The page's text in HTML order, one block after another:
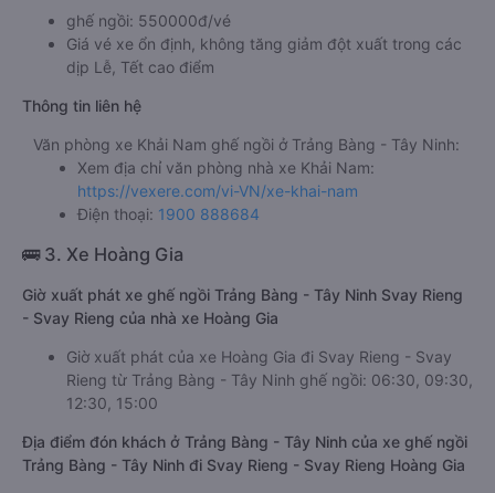
ghế ngồi: 550000đ/vé
Giá vé xe ổn định, không tăng giảm đột xuất trong các
dịp Lễ, Tết cao điểm
Thông tin liên hệ
Văn phòng xe Khải Nam ghế ngồi ở Trảng Bàng - Tây Ninh:
Xem địa chỉ văn phòng nhà xe Khải Nam:
https://vexere.com/vi-VN/xe-khai-nam
Điện thoại: 1900 888684
🚌 3. Xe Hoàng Gia
Giờ xuất phát xe ghế ngồi Trảng Bàng - Tây Ninh Svay Rieng
- Svay Rieng của nhà xe Hoàng Gia
Giờ xuất phát của xe Hoàng Gia đi Svay Rieng - Svay
Rieng từ Trảng Bàng - Tây Ninh ghế ngồi: 06:30, 09:30,
12:30, 15:00
Địa điểm đón khách ở Trảng Bàng - Tây Ninh của xe ghế ngồi
Trảng Bàng - Tây Ninh đi Svay Rieng - Svay Rieng Hoàng Gia